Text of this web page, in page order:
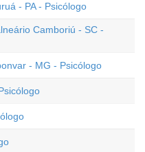
- PA - Psicólogo
Camboriú - SC -
- MG - Psicólogo